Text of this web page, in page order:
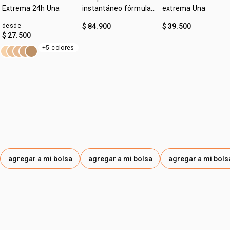
matificar y unificar el tono de tu piel. úsalo encima de la
duración a tu look
Extrema 24h Una
desde
$ 27.500
+5 colores
agregar a mi bolsa
instantáneo fórmula
$ 84.900
agregar a mi bolsa
extrema Una
$ 39.500
agregar a mi